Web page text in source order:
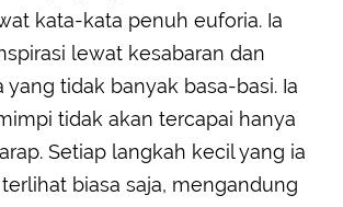
kata-kata penuh euforia. Ia
lewat kesabaran dan
yang tidak banyak basa-basi. Ia
tidak akan tercapai hanya
Setiap langkah kecil yang ia
biasa saja, mengandung